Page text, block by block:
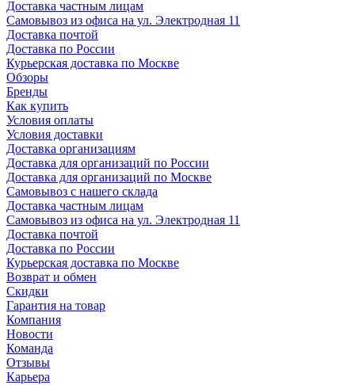
Доставка частным лицам
Самовывоз из офиса на ул. Электродная 11
Доставка почтой
Доставка по России
Курьерская доставка по Москве
Обзоры
Бренды
Как купить
Условия оплаты
Условия доставки
Доставка организациям
Доставка для организаций по России
Доставка для организаций по Москве
Самовывоз с нашего склада
Доставка частным лицам
Самовывоз из офиса на ул. Электродная 11
Доставка почтой
Доставка по России
Курьерская доставка по Москве
Возврат и обмен
Скидки
Гарантия на товар
Компания
Новости
Команда
Отзывы
Карьера